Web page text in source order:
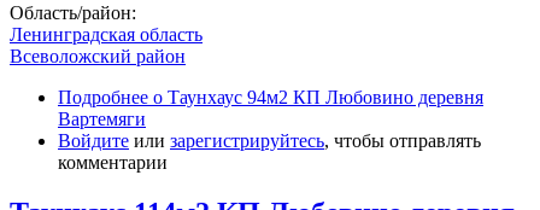
Область/район:
Ленинградская область
Всеволожский район
Подробнее о Таунхаус 94м2 КП Любовино деревня
Вартемяги
Войдите или зарегистрируйтесь, чтобы отправлять
комментарии